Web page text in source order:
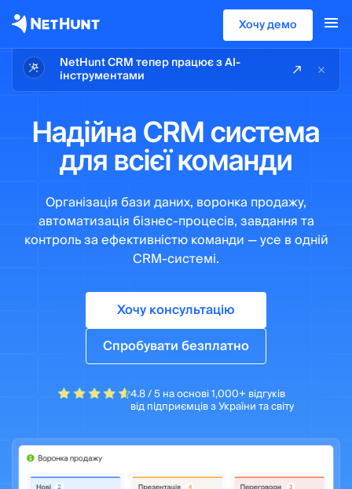
Хочу демо
NetHunt CRM тепер працює з AI-
інструментами
Надійна CRM система
для всієї команди
Організація бази даних, воронка продажу,
автоматизація бізнес-процесів, завдання та
контроль за ефективністю команди — усе в одній
CRM-системі.
Хочу консультацію
Спробувати безплатно
4.8 / 5 на основі 1,000+ відгуків
від підприємців з України та світу